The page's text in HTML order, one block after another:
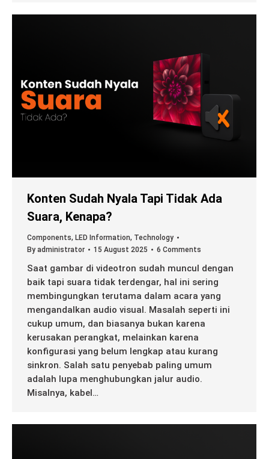
Konten Sudah Nyala Tapi Tidak Ada
Suara, Kenapa?
Components, LED Information, Technology
By administrator 15 August 2025 6 Comments
Saat gambar di videotron sudah muncul dengan
baik tapi suara tidak terdengar, hal ini sering
membingungkan terutama dalam acara yang
mengandalkan audio visual. Masalah seperti ini
cukup umum, dan biasanya bukan karena
kerusakan perangkat, melainkan karena
konfigurasi yang belum lengkap atau kurang
sinkron. Salah satu penyebab paling umum
adalah lupa menghubungkan jalur audio.
Misalnya, kabel…